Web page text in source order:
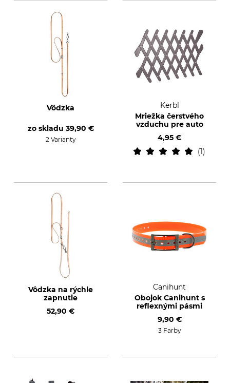
Vôdzka
zo skladu 39,90 €
2 Varianty
Kerbl
Mriežka čerstvého
vzduchu pre auto
4,95 €
1
Vôdzka na rýchle
zapnutie
52,90 €
Canihunt
Obojok Canihunt s
reflexnými pásmi
9,90 €
3 Farby